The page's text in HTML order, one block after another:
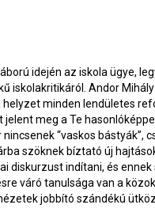
idején az iskola ügye,
iskolakritikáról. Andor
minden lendületes
meg a Te
“vaskos bástyák”,
szöknek bíztató új
indítani, és ennek
váró tanulsága van a
jobbító szándékú